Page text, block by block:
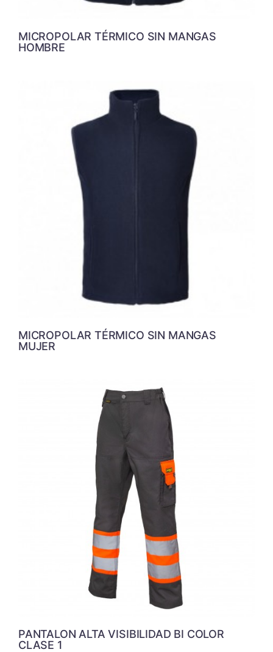
MICROPOLAR TÉRMICO SIN MANGAS
HOMBRE
MICROPOLAR TÉRMICO SIN MANGAS
MUJER
PANTALON ALTA VISIBILIDAD BI COLOR
CLASE 1